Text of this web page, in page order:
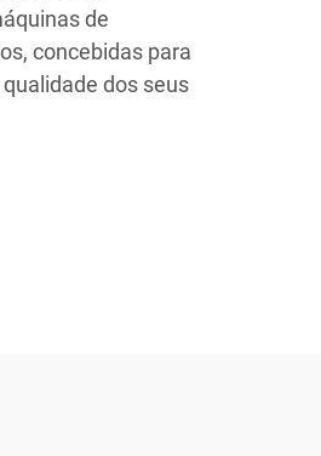
de
concebidas para
dos seus